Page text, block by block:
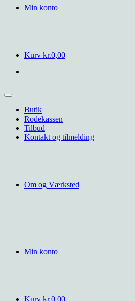
Min konto
Kurv kr.0,00
Butik
Rodekassen
Tilbud
Kontakt og tilmelding
Om og Værksted
Min konto
Kurv kr.0,00